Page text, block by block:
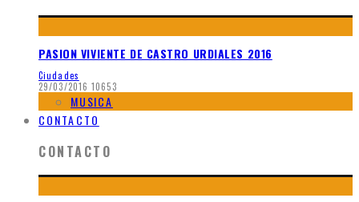
PASION VIVIENTE DE CASTRO URDIALES 2016
Ciudades
29/03/2016 10653
MUSICA
CONTACTO
CONTACTO